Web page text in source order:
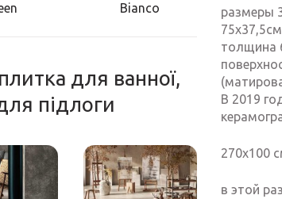
Bianco
для ванної,
підлоги
размеры
75х37,5см
толщина
В 2019
270х100
в этой